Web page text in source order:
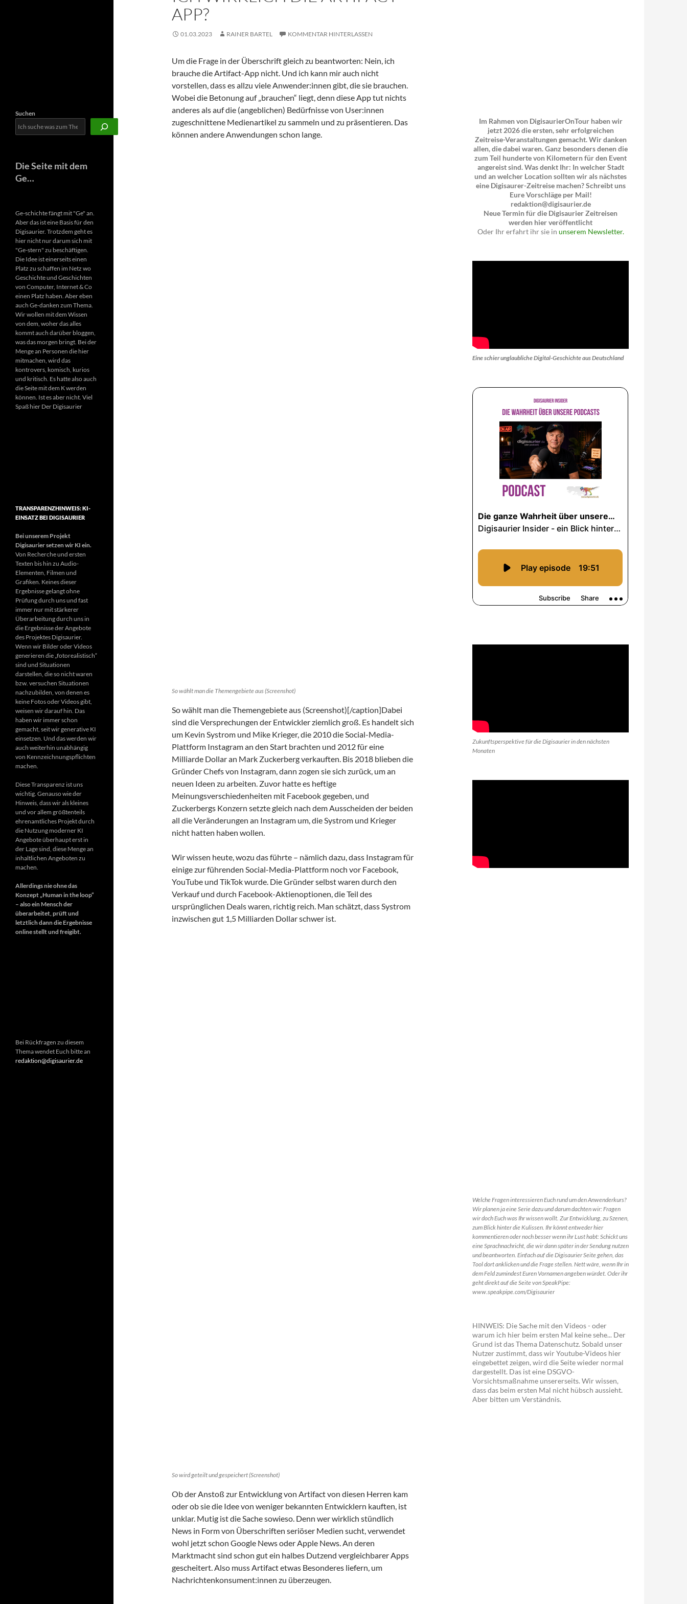
APP?
01.03.2023 RAINER BARTEL KOMMENTAR HINTERLASSEN
Um die Frage in der Überschrift gleich zu beantworten: Nein, ich
brauche die Artifact-App nicht. Und ich kann mir auch nicht
vorstellen, dass es allzu viele Anwender:innen gibt, die sie brauchen.
Wobei die Betonung auf „brauchen“ liegt, denn diese App tut nichts
anderes als auf die (angeblichen) Bedürfnisse von User:innen
zugeschnittene Medienartikel zu sammeln und zu präsentieren. Das
können andere Anwendungen schon lange.
So wählt man die Themengebiete aus (Screenshot)
So wählt man die Themengebiete aus (Screenshot)[/caption]Dabei
sind die Versprechungen der Entwickler ziemlich groß. Es handelt sich
um Kevin Systrom und Mike Krieger, die 2010 die Social-Media-
Plattform Instagram an den Start brachten und 2012 für eine
Milliarde Dollar an Mark Zuckerberg verkauften. Bis 2018 blieben die
Gründer Chefs von Instagram, dann zogen sie sich zurück, um an
neuen Ideen zu arbeiten. Zuvor hatte es heftige
Meinungsverschiedenheiten mit Facebook gegeben, und
Zuckerbergs Konzern setzte gleich nach dem Ausscheiden der beiden
all die Veränderungen an Instagram um, die Systrom und Krieger
nicht hatten haben wollen.
Wir wissen heute, wozu das führte – nämlich dazu, dass Instagram für
einige zur führenden Social-Media-Plattform noch vor Facebook,
YouTube und TikTok wurde. Die Gründer selbst waren durch den
Verkauf und durch Facebook-Aktienoptionen, die Teil des
ursprünglichen Deals waren, richtig reich. Man schätzt, dass Systrom
inzwischen gut 1,5 Milliarden Dollar schwer ist.
So wird geteilt und gespeichert (Screenshot)
Ob der Anstoß zur Entwicklung von Artifact von diesen Herren kam
oder ob sie die Idee von weniger bekannten Entwicklern kauften, ist
unklar. Mutig ist die Sache sowieso. Denn wer wirklich stündlich
News in Form von Überschriften seriöser Medien sucht, verwendet
wohl jetzt schon Google News oder Apple News. An deren
Marktmacht sind schon gut ein halbes Dutzend vergleichbarer Apps
gescheitert. Also muss Artifact etwas Besonderes liefern, um
Nachrichtenkonsument:innen zu überzeugen.
Im Rahmen von DigisaurierOnTour haben wir
jetzt 2026 die ersten, sehr erfolgreichen
Zeitreise-Veranstaltungen gemacht. Wir danken
allen, die dabei waren. Ganz besonders denen die
zum Teil hunderte von Kilometern für den Event
angereist sind. Was denkt Ihr: In welcher Stadt
und an welcher Location sollten wir als nächstes
eine Digisaurer-Zeitreise machen? Schreibt uns
Eure Vorschläge per Mail!
redaktion@digisaurier.de
Neue Termin für die Digisaurier Zeitreisen
werden hier veröffentlicht
Oder Ihr erfahrt ihr sie in unserem Newsletter.
Eine schier unglaubliche Digital-Geschichte aus Deutschland
Zukunftsperspektive für die Digisaurier in den nächsten
Monaten
Welche Fragen interessieren Euch rund um den Anwenderkurs?
Wir planen ja eine Serie dazu und darum dachten wir: Fragen
wir doch Euch was Ihr wissen wollt. Zur Entwicklung, zu Szenen,
zum Blick hinter die Kulissen. Ihr könnt entweder hier
kommentieren oder noch besser wenn ihr Lust habt: Schickt uns
eine Sprachnachricht, die wir dann später in der Sendung nutzen
und beantworten. Einfach auf die Digisaurier Seite gehen, das
Tool dort anklicken und die Frage stellen. Nett wäre, wenn Ihr in
dem Feld zumindest Euren Vornamen angeben würdet. Oder ihr
geht direkt auf die Seite von SpeakPipe:
www.speakpipe.com/Digisaurier
HINWEIS: Die Sache mit den Videos - oder
warum ich hier beim ersten Mal keine sehe... Der
Grund ist das Thema Datenschutz. Sobald unser
Nutzer zustimmt, dass wir Youtube-Videos hier
eingebettet zeigen, wird die Seite wieder normal
dargestellt. Das ist eine DSGVO-
Vorsichtsmaßnahme unsererseits. Wir wissen,
dass das beim ersten Mal nicht hübsch aussieht.
Aber bitten um Verständnis.
Suchen
Die Seite mit dem
Ge…
Ge-schichte fängt mit "Ge" an.
Aber das ist eine Basis für den
Digisaurier. Trotzdem geht es
hier nicht nur darum sich mit
"Ge-stern" zu beschäftigen.
Die Idee ist einerseits einen
Platz zu schaffen im Netz wo
Geschichte und Geschichten
von Computer, Internet & Co
einen Platz haben. Aber eben
auch Ge-danken zum Thema.
Wir wollen mit dem Wissen
von dem, woher das alles
kommt auch darüber bloggen,
was das morgen bringt. Bei der
Menge an Personen die hier
mitmachen, wird das
kontrovers, komisch, kurios
und kritisch. Es hatte also auch
die Seite mit dem K werden
können. Ist es aber nicht. Viel
Spaß hier Der Digisaurier
TRANSPARENZHINWEIS: KI-
EINSATZ BEI DIGISAURIER
Bei unserem Projekt
Digisaurier setzen wir KI ein.
Von Recherche und ersten
Texten bis hin zu Audio-
Elementen, Filmen und
Grafiken. Keines dieser
Ergebnisse gelangt ohne
Prüfung durch uns und fast
immer nur mit stärkerer
Überarbeitung durch uns in
die Ergebnisse der Angebote
des Projektes Digisaurier.
Wenn wir Bilder oder Videos
generieren die „fotorealistisch“
sind und Situationen
darstellen, die so nicht waren
bzw. versuchen Situationen
nachzubilden, von denen es
keine Fotos oder Videos gibt,
weisen wir darauf hin. Das
haben wir immer schon
gemacht, seit wir generative KI
einsetzen. Und das werden wir
auch weiterhin unabhängig
von Kennzeichnungspflichten
machen.
Diese Transparenz ist uns
wichtig. Genauso wie der
Hinweis, dass wir als kleines
und vor allem größtenteils
ehrenamtliches Projekt durch
die Nutzung moderner KI
Angebote überhaupt erst in
der Lage sind, diese Menge an
inhaltlichen Angeboten zu
machen.
Allerdings nie ohne das
Konzept „Human in the loop“
– also ein Mensch der
überarbeitet, prüft und
letztlich dann die Ergebnisse
online stellt und freigibt.
Bei Rückfragen zu diesem
Thema wendet Euch bitte an
redaktion@digisaurier.de